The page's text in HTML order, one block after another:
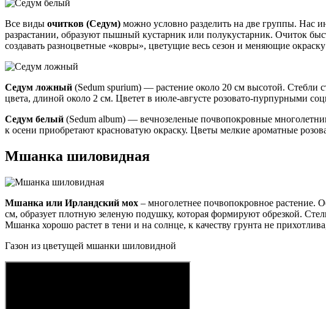
Все виды очитков (Седум) можно условно разделить на две группы. Нас
разрастании, образуют пышный кустарник или полукустарник. Очиток
создавать разноцветные «ковры», цветущие весь сезон и меняющие
Седум ложный (Sedum spurium) — растение около 20 см высотой.
цвета, длиной около 2 см. Цветет в июле-августе розовато-пурпурными
Седум белый (Sedum album) — вечнозеленые почвопокровные
к осени приобретают красноватую окраску. Цветы мелкие ароматные
Мшанка шиловидная
Мшанка или Ирландский мох – многолетнее почвопокровное растение.
см, образует плотную зеленую подушку, которая формируют обрезкой.
Мшанка хорошо растет в тени и на солнце, к качеству грунта не
Газон из цветущей мшанки шиловидной